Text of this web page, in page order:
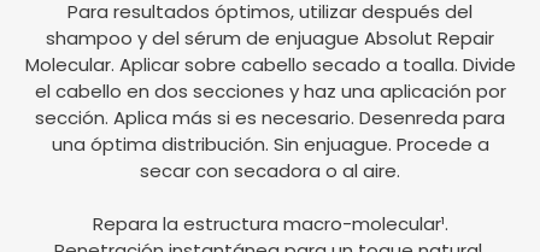
Para resultados óptimos, utilizar después del
shampoo y del sérum de enjuague Absolut Repair
Molecular. Aplicar sobre cabello secado a toalla. Divide
el cabello en dos secciones y haz una aplicación por
sección. Aplica más si es necesario. Desenreda para
una óptima distribución. Sin enjuague. Procede a
secar con secadora o al aire.
Repara la estructura macro-molecular¹.